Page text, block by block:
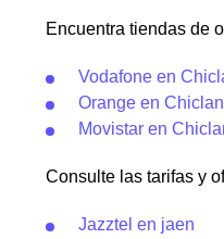
Encuentra tiendas de
Vodafone en
Orange en
Movistar en
Consulte las tarifas y
Jazztel en jaen